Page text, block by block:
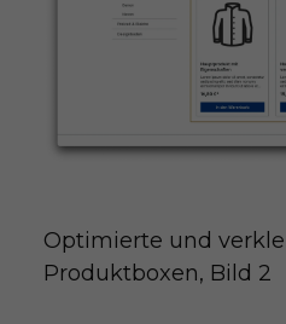
Optimierte und
Produktboxen, Bild 2